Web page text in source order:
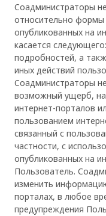
Соадминистраторы
относительно
опубликованных на
касается
подробностей, а
иных действий
Соадминистраторы
возможный ущерб,
интернет-порталов
пользованием
связанный с
частности, с
опубликованных на
Пользователь.
изменить
порталах, в любое
предупреждения